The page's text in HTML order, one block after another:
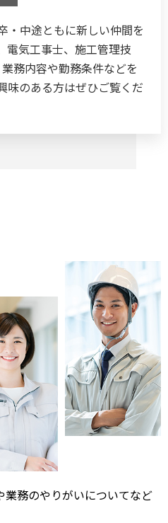
・中途ともに新しい仲間を
電気工事士、施工管理技
務内容や勤務条件などを
味のある方はぜひご覧くだ
務のやりがいについてなど